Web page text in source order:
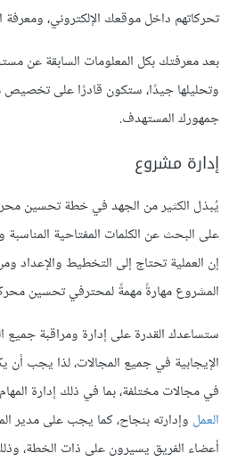
تحركاتهم داخل موقعك الإلكتروني، ومعرفة
بعد معرفتك بكل المعلومات السابقة عن
وتحليلها جيدًا، ستكون قادرًا على تخصيص
جمهورك المستهدف.
إدارة مشروع
يُبذل الكثير من الجهد في خطة تحسين
على البحث عن الكلمات المفتاحية
إن العملية تحتاج إلى التخطيط والإعداد
المشروع مهارةً مهمةً لمحترفي تحسين
ستساعدك القدرة على إدارة ومراقبة جميع
الإيجابية في جميع المجالات، لذا يجب أن
في مجالات مختلفة، بما في ذلك إدارة
العمل وإدارته بنجاح، كما يجب على مدير
أعضاء الفريق يسيرون على ذات الخطة،